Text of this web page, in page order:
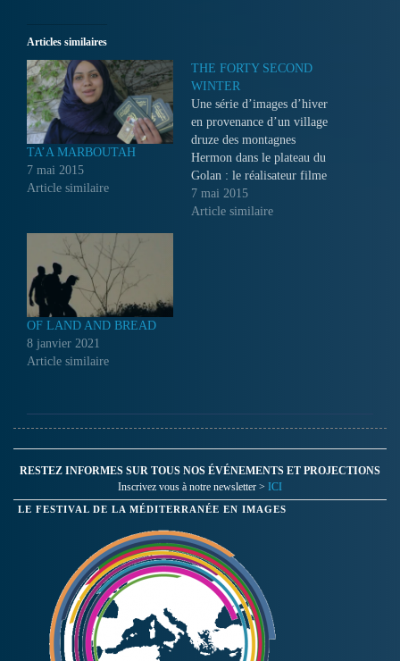
Articles similaires
TA’A MARBOUTAH
7 mai 2015
Article similaire
THE FORTY SECOND
WINTER
Une série d’images d’hiver
en provenance d’un village
druze des montagnes
Hermon dans le plateau du
Golan : le réalisateur filme
la vie de ses parents qui
vivent dans cet endroit, 42
7 mai 2015
Article similaire
OF LAND AND BREAD
8 janvier 2021
Article similaire
RESTEZ INFORMES SUR TOUS NOS ÉVÉNEMENTS ET PROJECTIONS
Inscrivez vous à notre newsletter > ICI
LE FESTIVAL DE LA MÉDITERRANÉE EN IMAGES